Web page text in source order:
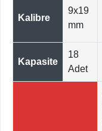
Kalibre
9x19
mm
Kapasite
18
Adet